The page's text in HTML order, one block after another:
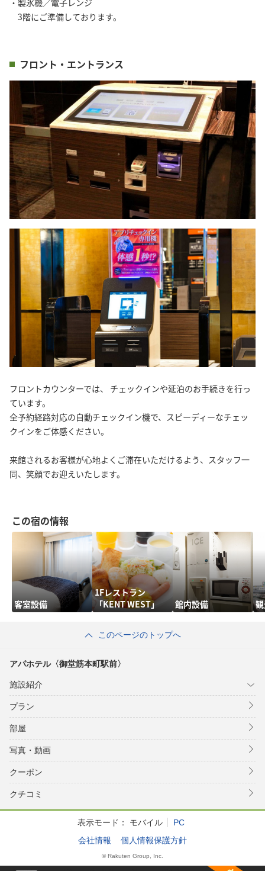
・製氷機／電子レンジ
3階にご準備しております。
フロント・エントランス
フロントカウンターでは、 チェックインや延泊のお手続きを行っ
ています。
全予約経路対応の自動チェックイン機で、スピーディーなチェッ
クインをご体感ください。
来館されるお客様が心地よくご滞在いただけるよう、スタッフ一
同、笑顔でお迎えいたします。
この宿の情報
客室設備
1Fレストラン
「KENT WEST」
館内設備
このページのトップへ
アパホテル〈御堂筋本町駅前〉
施設紹介
プラン
部屋
写真・動画
クーポン
クチコミ
表示モード： モバイル
PC
会社情報
個人情報保護方針
© Rakuten Group, Inc.